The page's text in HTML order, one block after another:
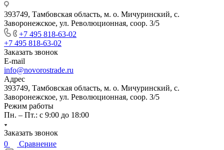
393749, Тамбовская область, м. о. Мичуринский, с.
Заворонежское, ул. Революционная, соор. 3/5
+7 495 818-63-02
+7 495 818-63-02
Заказать звонок
E-mail
info@novorostrade.ru
Адрес
393749, Тамбовская область, м. о. Мичуринский, с.
Заворонежское, ул. Революционная, соор. 3/5
Режим работы
Пн. – Пт.: с 9:00 до 18:00
Заказать звонок
0
Сравнение